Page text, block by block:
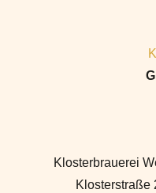
Klosterbrauerei
Klosterstraße